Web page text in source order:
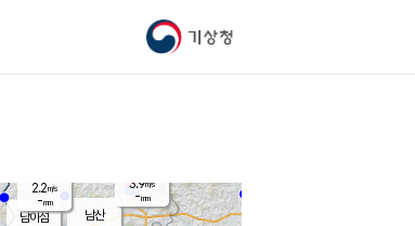
기상청
남이섬
남산
2.2m/s
-mm
3.9m/s
-mm